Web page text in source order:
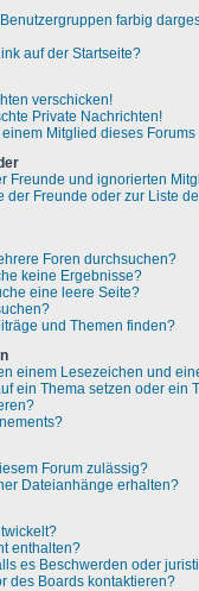
farbig
auf der Startseite?
verschicken!
Private Nachrichten!
Mitglied dieses
Freunde und ignorierten
der Freunde oder zur Liste
Foren durchsuchen?
keine Ergebnisse?
eine leere Seite?
und Themen finden?
einem Lesezeichen und
ein Thema setzen oder ein
Forum zulässig?
Dateianhänge erhalten?
enthalten?
es Beschwerden oder
des Boards kontaktieren?